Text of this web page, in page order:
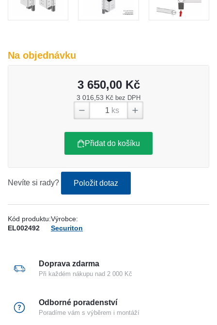
Na objednávku
3 650,00 Kč
3 016,53 Kč bez DPH
ks
Přidat do košíku
Nevíte si rady? Položit dotaz
Kód produktu:
EL002492
Výrobce:
Securiton
Doprava zdarma
Při každém nákupu nad 2 000 Kč
Odborné poradenství
Poradíme vám s výběrem i montáží